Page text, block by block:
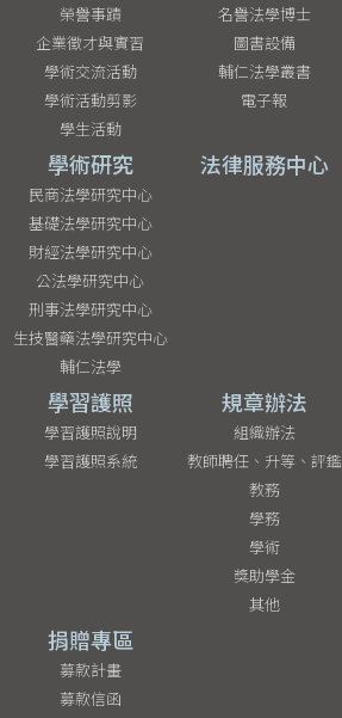
榮譽事蹟
企業徵才與實習
學術交流活動
學術活動剪影
學生活動
名譽法學博士
圖書設備
輔仁法學叢書
電子報
學術研究
民商法學研究中心
基礎法學研究中心
財經法學研究中心
公法學研究中心
刑事法學研究中心
生技醫藥法學研究中心
輔仁法學
法律服務中心
學習護照
學習護照說明
學習護照系統
規章辦法
組織辦法
教師聘任、升等、評鑑
教務
學務
學術
獎助學金
其他
捐贈專區
募款計畫
募款信函